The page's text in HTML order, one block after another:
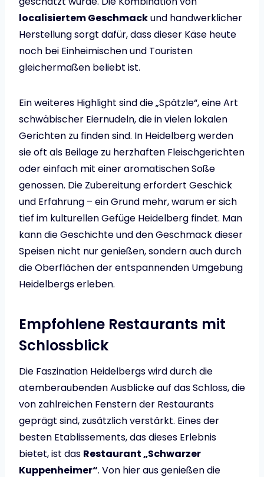
localisiertem Geschmackund handwerklicher
Herstellung sorgt dafür, dass dieser Käse heute
noch bei Einheimischen und Touristen
gleichermaßen beliebt ist.
Ein weiteres Highlight sind die „Spätzle“, eine Art
schwäbischer Eiernudeln, die in vielen lokalen
Gerichten zu finden sind. In Heidelberg werden
sie oft als Beilage zu herzhaften Fleischgerichten
oder einfach mit einer aromatischen Soße
genossen. Die Zubereitung erfordert Geschick
und Erfahrung – ein Grund mehr, warum er sich
tief im kulturellen Gefüge Heidelberg findet. Man
kann die Geschichte und den Geschmack dieser
Speisen nicht nur genießen, sondern auch durch
die Oberflächen der entspannenden Umgebung
Heidelbergs erleben.
Empfohlene Restaurants mit
Schlossblick
Die Faszination Heidelbergs wird durch die
atemberaubenden Ausblicke auf das Schloss, die
von zahlreichen Fenstern der Restaurants
geprägt sind, zusätzlich verstärkt. Eines der
besten Etablissements, das dieses Erlebnis
bietet, ist das Restaurant „Schwarzer
Kuppenheimer“. Von hier aus genießen die